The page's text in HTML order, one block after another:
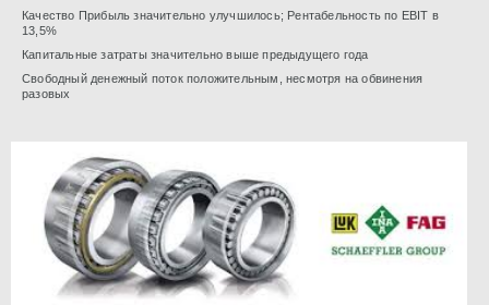
Качество Прибыль значительно улучшилось; Рентабельность по EBIT в
13,5%
Капитальные затраты значительно выше предыдущего года
Свободный денежный поток положительным, несмотря на обвинения
разовых